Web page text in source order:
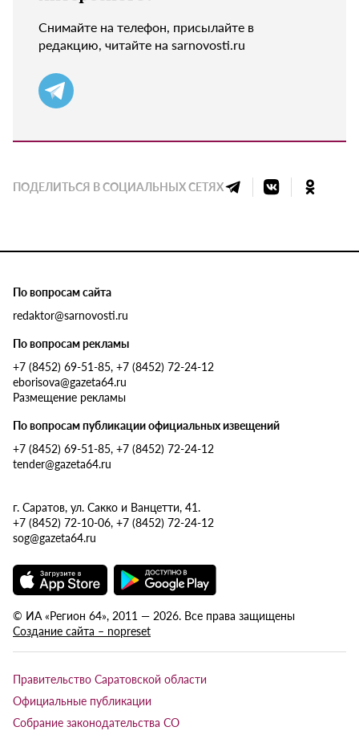
Снимайте на телефон, присылайте в
редакцию, читайте на sarnovosti.ru
ПОДЕЛИТЬСЯ В СОЦИАЛЬНЫХ СЕТЯХ
По вопросам сайта
redaktor@sarnovosti.ru
По вопросам рекламы
+7 (8452) 69-51-85, +7 (8452) 72-24-12
eborisova@gazeta64.ru
Размещение рекламы
По вопросам публикации официальных извещений
+7 (8452) 69-51-85, +7 (8452) 72-24-12
tender@gazeta64.ru
г. Саратов, ул. Сакко и Ванцетти, 41.
+7 (8452) 72-10-06, +7 (8452) 72-24-12
sog@gazeta64.ru
© ИА «Регион 64», 2011 — 2026. Все права защищены
Создание сайта – nopreset
Правительство Саратовской области
Официальные публикации
Собрание законодательства СО